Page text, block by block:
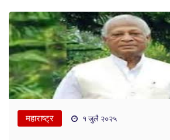
महाराष्ट्र १ जुलै २०२५